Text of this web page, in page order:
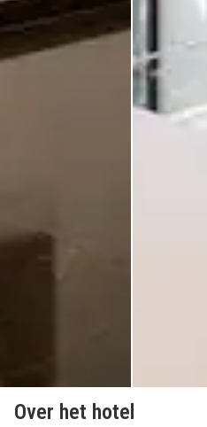
Over het hotel